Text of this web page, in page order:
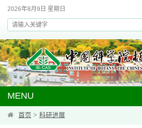
2026年8月9日 星期日
MENU
首页 > 科研进展